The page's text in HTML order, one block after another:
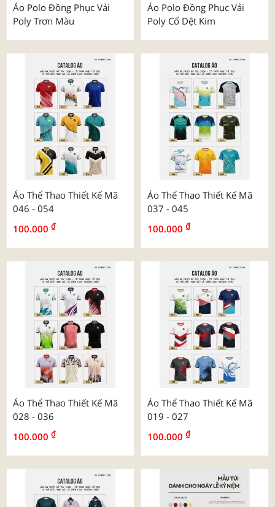
Áo Polo Đồng Phục Vải
Poly Trơn Màu
Áo Polo Đồng Phục Vải
Poly Cổ Dệt Kim
Áo Thể Thao Thiết Kế Mã
046 - 054
100.000 ₫
Áo Thể Thao Thiết Kế Mã
037 - 045
100.000 ₫
Áo Thể Thao Thiết Kế Mã
028 - 036
100.000 ₫
Áo Thể Thao Thiết Kế Mã
019 - 027
100.000 ₫